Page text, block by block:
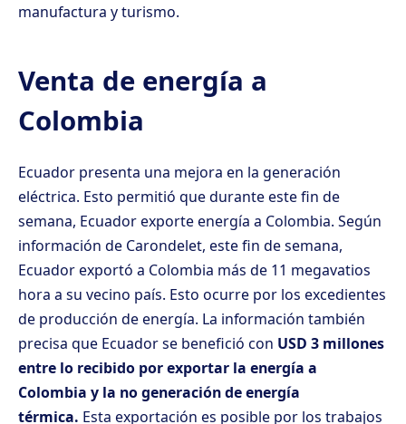
manufactura y turismo.
Venta de energía a
Colombia
Ecuador presenta una mejora en la generación
eléctrica. Esto permitió que durante este fin de
semana, Ecuador exporte energía a Colombia. Según
información de Carondelet, este fin de semana,
Ecuador exportó a Colombia más de 11 megavatios
hora a su vecino país. Esto ocurre por los excedientes
de producción de energía. La información también
precisa que Ecuador se benefició con USD 3 millones
entre lo recibido por exportar la energía a
Colombia y la no generación de energía
térmica. Esta exportación es posible por los trabajos